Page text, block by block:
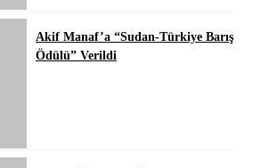
Akif Manaf’a “Sudan-Türkiye Barış
Ödülü” Verildi